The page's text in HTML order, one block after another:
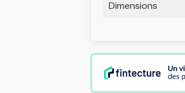
Dimensions